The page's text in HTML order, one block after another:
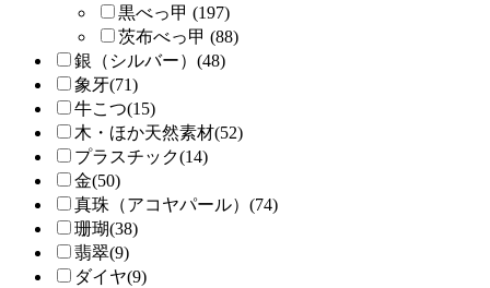
黒べっ甲 (197)
茨布べっ甲 (88)
銀（シルバー）(48)
象牙(71)
牛こつ(15)
木・ほか天然素材(52)
プラスチック(14)
金(50)
真珠（アコヤパール）(74)
珊瑚(38)
翡翠(9)
ダイヤ(9)